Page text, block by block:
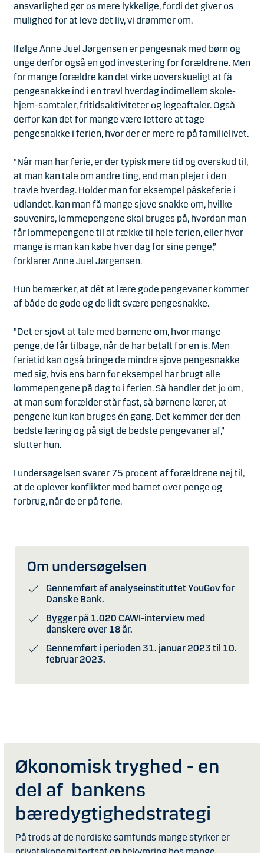
ansvarlighed gør os mere lykkelige, fordi det giver os
mulighed for at leve det liv, vi drømmer om.
Ifølge Anne Juel Jørgensen er pengesnak med børn og
unge derfor også en god investering for forældrene. Men
for mange forældre kan det virke uoverskueligt at få
pengesnakke ind i en travl hverdag indimellem skole-
hjem-samtaler, fritidsaktiviteter og legeaftaler. Også
derfor kan det for mange være lettere at tage
pengesnakke i ferien, hvor der er mere ro på familielivet.
”Når man har ferie, er der typisk mere tid og overskud til,
at man kan tale om andre ting, end man plejer i den
travle hverdag. Holder man for eksempel påskeferie i
udlandet, kan man få mange sjove snakke om, hvilke
souvenirs, lommepengene skal bruges på, hvordan man
får lommepengene til at række til hele ferien, eller hvor
mange is man kan købe hver dag for sine penge,”
forklarer Anne Juel Jørgensen.
Hun bemærker, at dét at lære gode pengevaner kommer
af både de gode og de lidt svære pengesnakke.
”Det er sjovt at tale med børnene om, hvor mange
penge, de får tilbage, når de har betalt for en is. Men
ferietid kan også bringe de mindre sjove pengesnakke
med sig, hvis ens barn for eksempel har brugt alle
lommepengene på dag to i ferien. Så handler det jo om,
at man som forælder står fast, så børnene lærer, at
pengene kun kan bruges én gang. Det kommer der den
bedste læring og på sigt de bedste pengevaner af,”
slutter hun.
I undersøgelsen svarer 75 procent af forældrene nej til,
at de oplever konflikter med barnet over penge og
forbrug, når de er på ferie.
Om undersøgelsen
Gennemført af analyseinstituttet YouGov for
Danske Bank.
Bygger på 1.020 CAWI-interview med
danskere over 18 år.
Gennemført i perioden 31. januar 2023 til 10.
februar 2023.
Økonomisk tryghed - en
del af bankens
bæredygtighedstrategi
På trods af de nordiske samfunds mange styrker er